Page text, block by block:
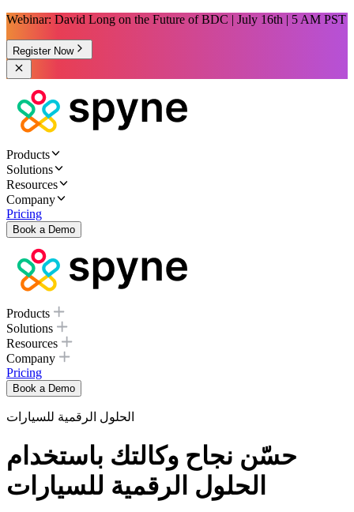
Webinar: David Long on the Future of BDC | July 16th | 5 AM PST
Register Now
Products
Solutions
Resources
Company
Pricing
Book a Demo
Products
Solutions
Resources
Company
Pricing
Book a Demo
الحلول الرقمية للسيارات
حسّن نجاح وكالتك باستخدام
الحلول الرقمية للسيارات